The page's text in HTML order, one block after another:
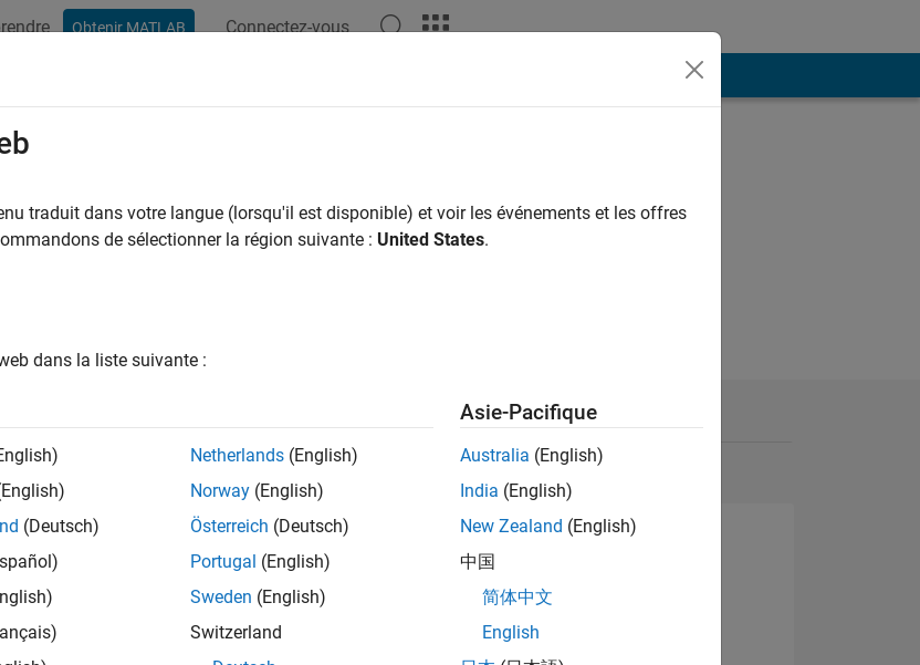
Obtenir MATLAB Connectez-vous
traduit dans votre langue (lorsqu'il est disponible) et voir les événements et les offres
de sélectionner la région suivante : United States.
dans la liste suivante :
(Deutsch)
Netherlands (English)
Norway (English)
Österreich (Deutsch)
Portugal (English)
Sweden (English)
Switzerland
Asie-Pacifique
Australia (English)
India (English)
New Zealand (English)
中国
简体中文
English